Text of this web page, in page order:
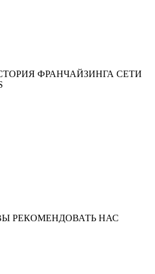
ФРАНЧАЙЗИНГА СЕТИ
РЕКОМЕНДОВАТЬ НАС